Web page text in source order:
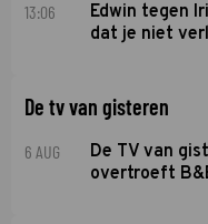
13:06
Edwin tegen
dat je niet
De tv van gisteren
6 AUG
De TV van
overtroeft